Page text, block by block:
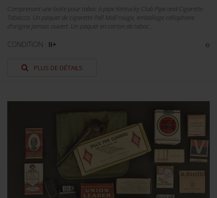
Comprenant une boite pour tabac à pipe Kentucky Club Pipe and Cigarette
Tabacco. Un paquet de cigarette Pall Mall rouge, emballage cellophane
d'origine jamais ouvert. Un paquet en carton de tabac...
CONDITION : II+
PLUS DE DÉTAILS